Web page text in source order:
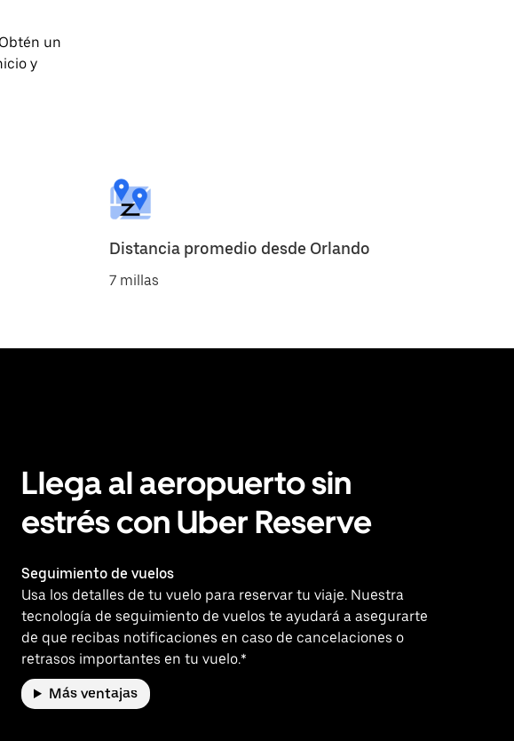
un
y
Distancia promedio desde Orlando
7 millas
Llega al aeropuerto sin
estrés con Uber Reserve
Seguimiento de vuelos
Usa los detalles de tu vuelo para reservar tu viaje. Nuestra
tecnología de seguimiento de vuelos te ayudará a asegurarte
de que recibas notificaciones en caso de cancelaciones o
retrasos importantes en tu vuelo.*
Más ventajas